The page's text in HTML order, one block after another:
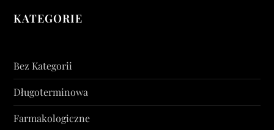
KATEGORIE
Bez Kategorii
Długoterminowa
Farmakologiczne